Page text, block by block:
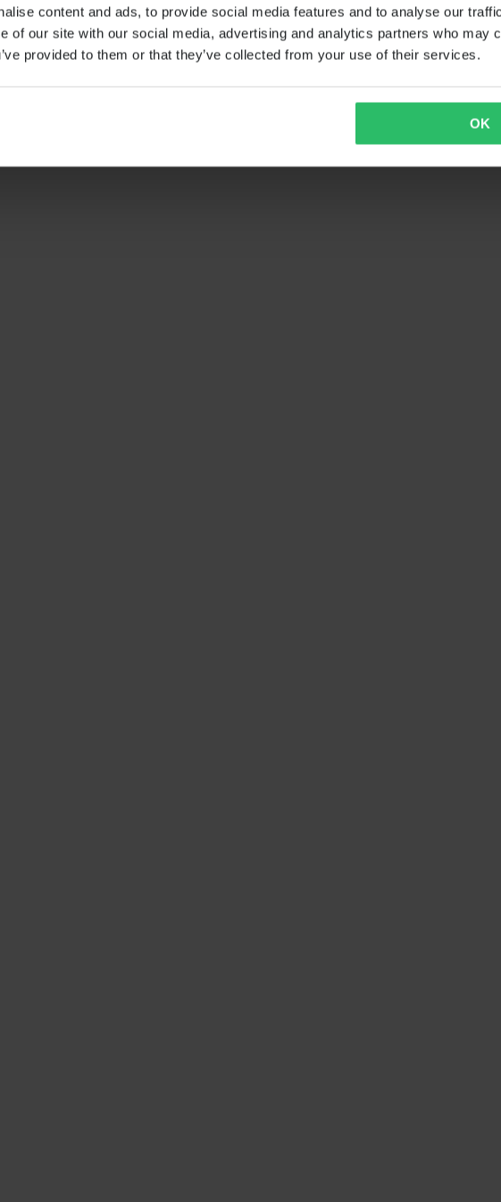
content and ads, to provide social media features and to analyse our
of our site with our social media, advertising and analytics partners who may
provided to them or that they’ve collected from your use of their services.
OK